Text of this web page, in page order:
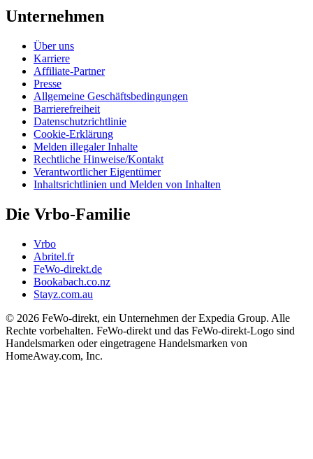
Unternehmen
Über uns
Karriere
Affiliate-Partner
Presse
Allgemeine Geschäftsbedingungen
Barrierefreiheit
Datenschutzrichtlinie
Cookie-Erklärung
Melden illegaler Inhalte
Rechtliche Hinweise/Kontakt
Verantwortlicher Eigentümer
Inhaltsrichtlinien und Melden von Inhalten
Die Vrbo-Familie
Vrbo
Abritel.fr
FeWo-direkt.de
Bookabach.co.nz
Stayz.com.au
© 2026 FeWo-direkt, ein Unternehmen der Expedia Group. Alle
Rechte vorbehalten. FeWo-direkt und das FeWo-direkt-Logo sind
Handelsmarken oder eingetragene Handelsmarken von
HomeAway.com, Inc.